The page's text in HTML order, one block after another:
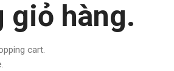
giỏ hàng.
cart.